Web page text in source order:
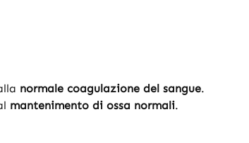
normale coagulazione del sangue.
mantenimento di ossa normali.